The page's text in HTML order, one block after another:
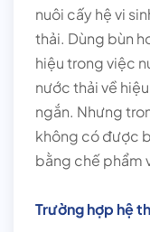
nuôi cấy hệ vi
thải. Dùng bùn
hiệu trong việc
nước thải về
ngắn. Nhưng
không có được
bằng chế phẩm
Trường hợp hệ